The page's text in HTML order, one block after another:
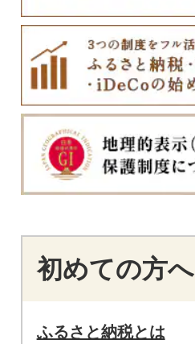
初めての方へ
ふるさと納税とは